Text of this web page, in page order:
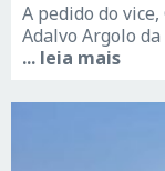
A pedido do
Adalvo Argolo
... leia mais